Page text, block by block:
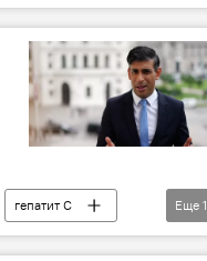
гепатит С
Еще 1